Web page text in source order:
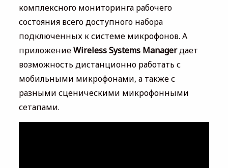
комплексного мониторинга рабочего
состояния всего доступного набора
подключенных к системе микрофонов. А
приложениеWireless Systems Managerдает
возможность дистанционно работать с
мобильными микрофонами, а также с
разными сценическими микрофонными
сетапами.